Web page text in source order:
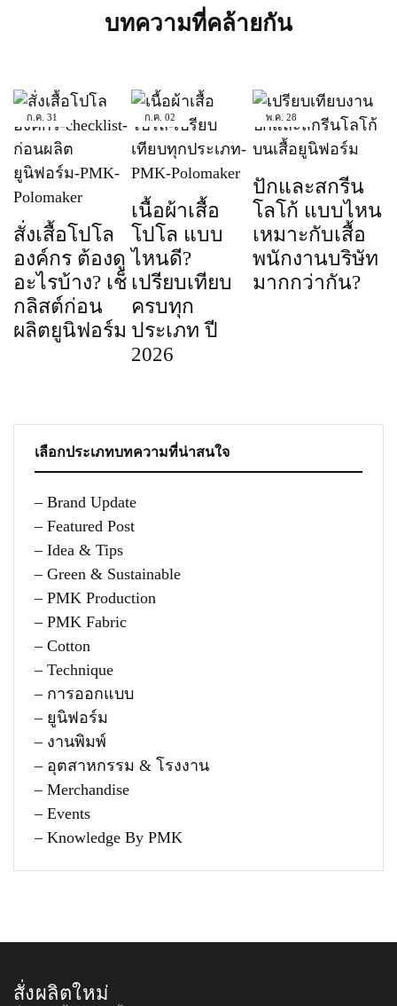
บทความที่คล้ายกัน
ก.ค. 31
สั่งเสื้อโปโล
องค์กร ต้องดู
อะไรบ้าง? เช็
กลิสต์ก่อน
ผลิตยูนิฟอร์ม
ก.ค. 02
เนื้อผ้าเสื้อ
โปโล แบบ
ไหนดี?
เปรียบเทียบ
ครบทุก
ประเภท ปี
2026
พ.ค. 28
ปักและสกรีน
โลโก้ แบบไหน
เหมาะกับเสื้อ
พนักงานบริษัท
มากกว่ากัน?
เลือกประเภทบทความที่น่าสนใจ
– Brand Update
– Featured Post
– Idea & Tips
– Green & Sustainable
– PMK Production
– PMK Fabric
– Cotton
– Technique
– การออกแบบ
– ยูนิฟอร์ม
– งานพิมพ์
– อุตสาหกรรม & โรงงาน
– Merchandise
– Events
– Knowledge By PMK
สั่งผลิตใหม่